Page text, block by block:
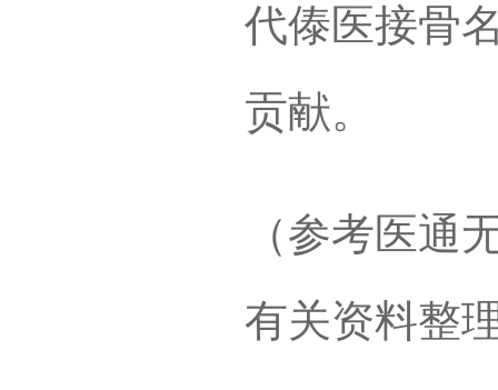
代傣医接骨
贡献。
（参考医通
有关资料整